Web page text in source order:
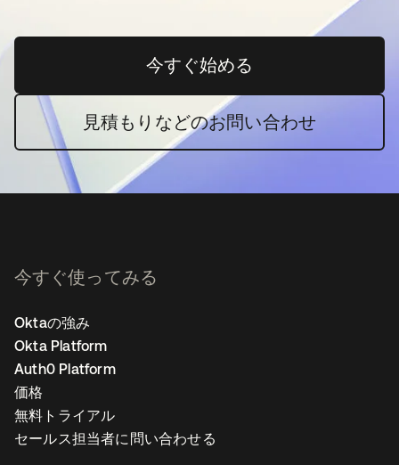
今すぐ始める新しいタブで開く
見積もりなどのお問い合わせ
今すぐ使ってみる
Oktaの強み
Okta Platform
Auth0 Platform
価格
無料トライアル
セールス担当者に問い合わせる